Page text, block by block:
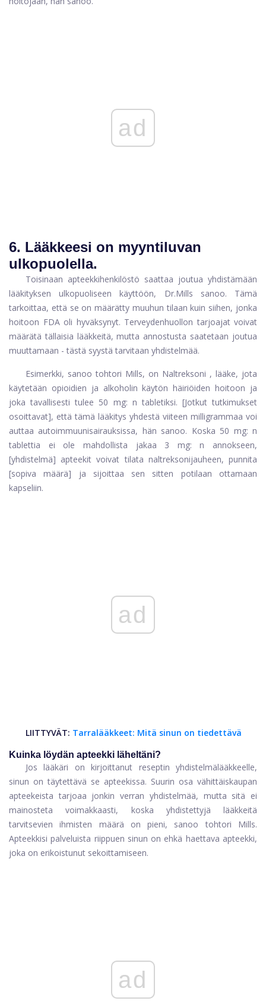
ad
6. Lääkkeesi on myyntiluvan
ulkopuolella.
Toisinaan apteekkihenkilöstö saattaa joutua yhdistämään
lääkityksen ulkopuoliseen käyttöön, Dr.Mills sanoo. Tämä
tarkoittaa, että se on määrätty muuhun tilaan kuin siihen, jonka
hoitoon FDA oli hyväksynyt. Terveydenhuollon tarjoajat voivat
määrätä tällaisia ​​lääkkeitä, mutta annostusta saatetaan joutua
muuttamaan - tästä syystä tarvitaan yhdistelmää.
Esimerkki, sanoo tohtori Mills, on Naltreksoni , lääke, jota
käytetään opioidien ja alkoholin käytön häiriöiden hoitoon ja
joka tavallisesti tulee 50 mg: n tabletiksi. [Jotkut tutkimukset
osoittavat], että tämä lääkitys yhdestä viiteen milligrammaa voi
auttaa autoimmuunisairauksissa, hän sanoo. Koska 50 mg: n
tablettia ei ole mahdollista jakaa 3 mg: n annokseen,
[yhdistelmä] apteekit voivat tilata naltreksonijauheen, punnita
[sopiva määrä] ja sijoittaa sen sitten potilaan ottamaan
kapseliin.
ad
LIITTYVÄT: Tarralääkkeet: Mitä sinun on tiedettävä
Kuinka löydän apteekki läheltäni?
Jos lääkäri on kirjoittanut reseptin yhdistelmälääkkeelle,
sinun on täytettävä se apteekissa. Suurin osa vähittäiskaupan
apteekeista tarjoaa jonkin verran yhdistelmää, mutta sitä ei
mainosteta voimakkaasti, koska yhdistettyjä lääkkeitä
tarvitsevien ihmisten määrä on pieni, sanoo tohtori Mills.
Apteekkisi palveluista riippuen sinun on ehkä haettava apteekki,
joka on erikoistunut sekoittamiseen.
ad